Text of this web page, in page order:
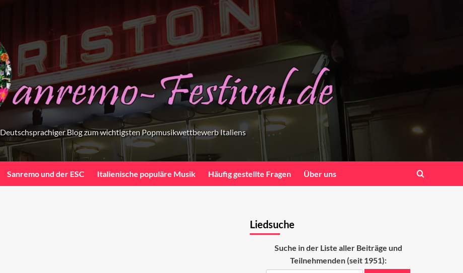
Deutschsprachiger Blog zum wichtigsten Popmusikwettbewerb Italiens
Sanremo und der ESC Italienische populäre Musik Häufig gestellte Fragen Über uns
Liedsuche
Suche in der Liste aller Beiträge und
Teilnehmenden (seit 1951):